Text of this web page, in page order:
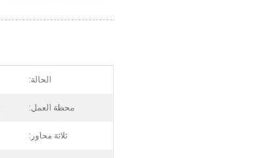
الحالة:
محطة العمل:
ثلاثة محاور: